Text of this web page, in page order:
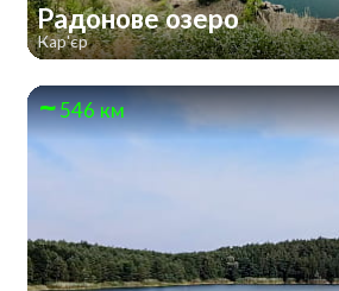
Радонове озеро
Кар'єр
546 км